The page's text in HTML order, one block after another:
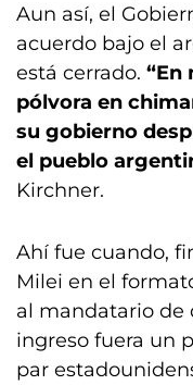
Aun así, el
acuerdo bajo el
está cerrado. “En
pólvora en
su gobierno
el pueblo
Kirchner.
Ahí fue cuando,
Milei en el
al mandatario de
ingreso fuera un
par